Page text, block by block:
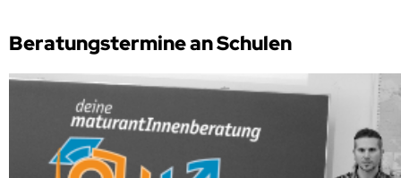
Beratungstermine an Schulen